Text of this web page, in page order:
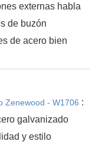
externas habla
de buzón
de acero bien
Zenewood - W1706 :
galvanizado
y estilo